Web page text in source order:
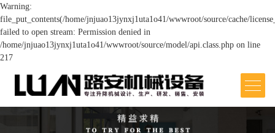
Warning:
file_put_contents(/home/jnjuao13jynxj1uta1o41/wwwroot/source/cache/
failed to open stream: Permission denied in
/home/jnjuao13jynxj1uta1o41/wwwroot/source/model/api.class.php on line
217